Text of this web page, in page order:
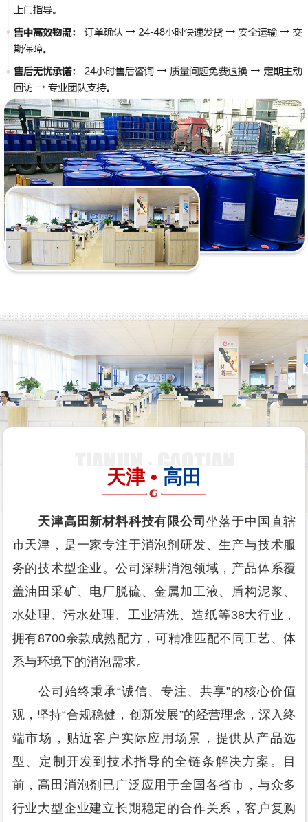
天津 • 高田
天津高田新材料科技有限公司 坐落于中国直辖
市天津，是一家专注于消泡剂研发、生产与技术服
务的技术型企业。公司深耕消泡领域，产品体系覆
盖油田采矿、电厂脱硫、金属加工液、盾构泥浆、
水处理、污水处理、工业清洗、造纸等38大行业，
拥有8700余款成熟配方，可精准匹配不同工艺、体
系与环境下的消泡需求。
公司始终秉承“诚信、专注、共享”的核心价值
观，坚持“合规稳健，创新发展”的经营理念，深入终
端市场，贴近客户实际应用场景，提供从产品选
型、定制开发到技术指导的全链条解决方案。目
前，高田消泡剂已广泛应用于全国各省市，与众多
行业大型企业建立长期稳定的合作关系，客户复购